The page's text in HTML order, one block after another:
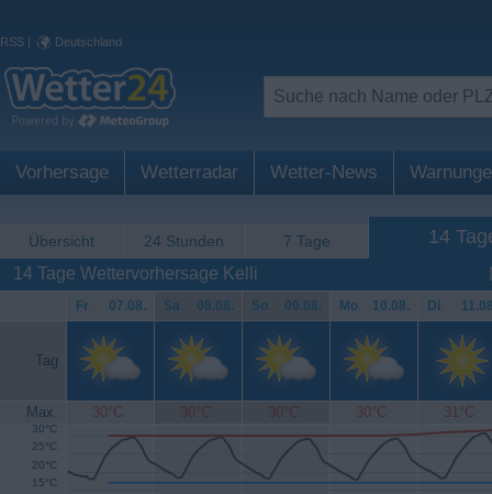
RSS | Deutschland
Vorhersage Wetterradar Wetter-News
Übersicht 24 Stunden 7 Tage 14
14 Tage Wettervorhersage Kelli
Fr. 07.08. Sa. 08.08. So. 09.08. Mo. 10.08. Di.
Tag
Max. 30°C 30°C 30°C 30°C 31°C
15°C
20°C
25°C
30°C